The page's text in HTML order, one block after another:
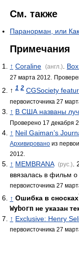
См. также
Паранорман, или
Примечания
↑ Coraline (англ.)
27 марта 2012.
↑ 1 2 CGSociety
первоисточника 27
↑ В США названы
Проверено 17 декабря
↑ Neil Gaiman’s
Архивировано из
2012.
↑ MEMBRANA (рус.)
ввязалась в фильм о
первоисточника 27
↑ Ошибка в сносках
Wyborn не указан
↑ Exclusive: Henry
первоисточника 27